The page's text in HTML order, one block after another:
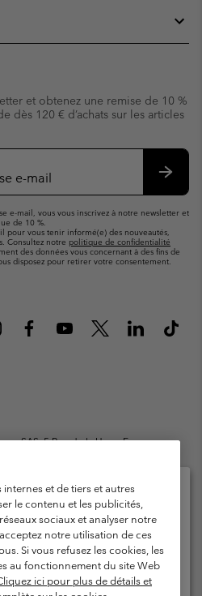
et obtenez une remise de 10 %
dès 120 € d’achats sur les articles
e-mail, vous vous inscrivez à notre newsletter et
de 10 %.
pour vous tenir informé(e) des nouveautés,
Consultez notre politique de confidentialité
des données vous concernant à des fins de
disposez pour retirer votre consentement.
SAS. 5 Rue de la Haye, Espace
généré par l'utilisateur
Impressum
et de tiers et autres
le contenu et les publicités,
sociaux et analyser notre
notre utilisation de ces
Si vous refusez les cookies, les
au fonctionnement du site Web
ici pour plus de détails et
votre pays d’expédition et
langue
ligne disponibles